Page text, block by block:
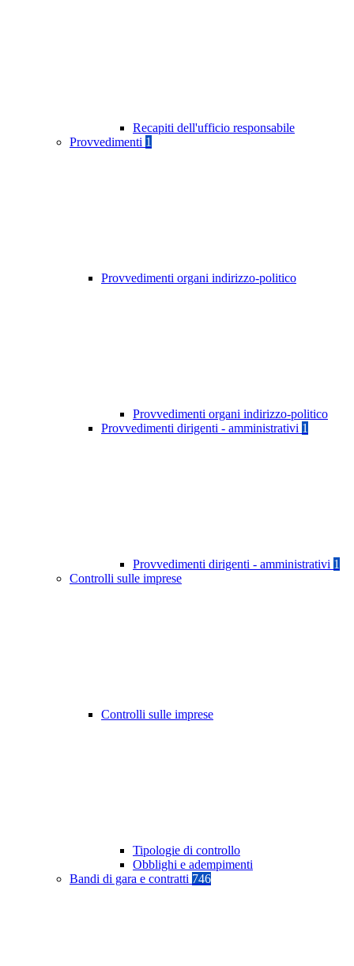
Recapiti dell'ufficio responsabile
Provvedimenti 1
Provvedimenti organi indirizzo-politico
Provvedimenti organi indirizzo-politico
Provvedimenti dirigenti - amministrativi 1
Provvedimenti dirigenti - amministrativi 1
Controlli sulle imprese
Controlli sulle imprese
Tipologie di controllo
Obblighi e adempimenti
Bandi di gara e contratti 746